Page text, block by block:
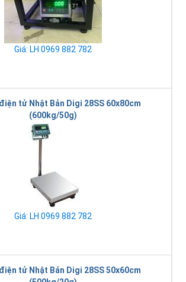
Giá: LH 0969 882 782
tử Nhật Bản Digi 28SS 60x80cm
(600kg/50g)
Giá: LH 0969 882 782
tử Nhật Bản Digi 28SS 50x60cm